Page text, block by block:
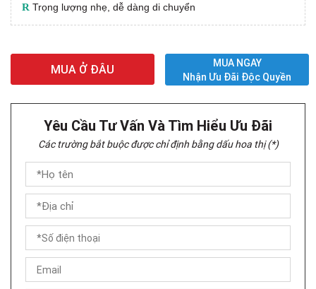
R Trọng lượng nhẹ, dễ dàng di chuyển
MUA Ở ĐÂU
MUA NGAY
Nhận Ưu Đãi Độc Quyền
Yêu Cầu Tư Vấn Và Tìm Hiểu Ưu Đãi
Các trường bắt buộc được chỉ định bằng dấu hoa thị (*)